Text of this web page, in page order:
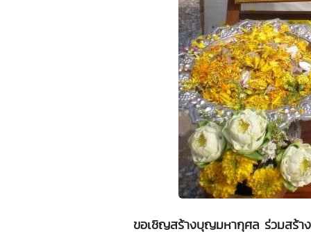
ขอเชิญสร้างบุญมหากุศล ร่วมสร้า